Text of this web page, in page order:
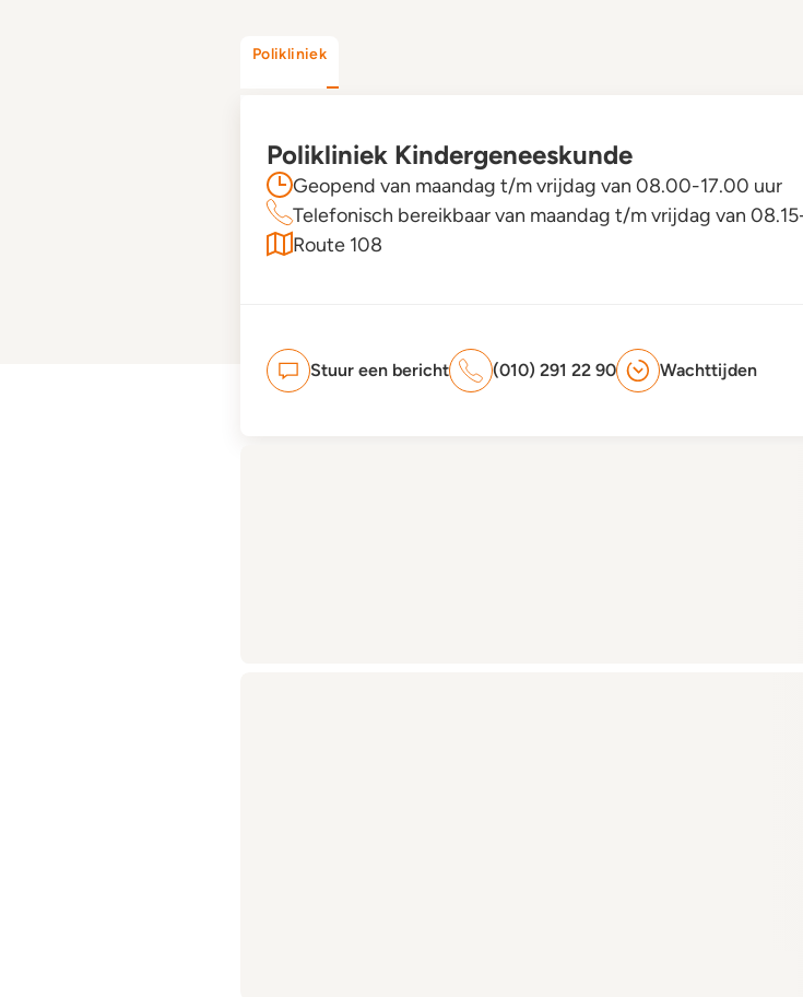
Polikliniek
Polikliniek Kindergeneeskunde
Geopend van maandag t/m vrijdag van 08.00-17.00 uur
Telefonisch bereikbaar van maandag t/m vrijdag van
Route 108
Stuur een bericht (010) 291 22 90 Wachttijden